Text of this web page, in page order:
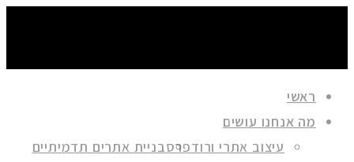
ראשי
מה אנחנו עושים
עיצוב אתרי ורודפרסבניית אתרים תדמיתיים